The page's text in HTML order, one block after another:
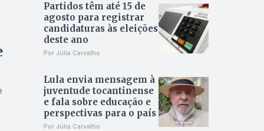
Partidos têm até 15 de
agosto para registrar
candidaturas às eleições
deste ano
Por Júlia Carvalho
Lula envia mensagem à
juventude tocantinense
e fala sobre educação e
perspectivas para o país
Por Júlia Carvalho